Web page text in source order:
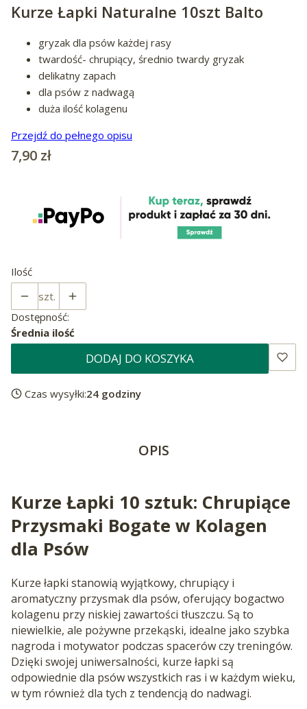
Kurze Łapki Naturalne 10szt Balto
gryzak dla psów każdej rasy
twardość- chrupiący, średnio twardy gryzak
delikatny zapach
dla psów z nadwagą
duża ilość kolagenu
Przejdź do pełnego opisu
Cena
7,90 zł
Ilość
szt.
Dostępność:
Średnia ilość
DODAJ DO KOSZYKA
Czas wysyłki:24 godziny
OPIS
Kurze Łapki 10 sztuk: Chrupiące
Przysmaki Bogate w Kolagen
dla Psów
Kurze łapki stanowią wyjątkowy, chrupiący i
aromatyczny przysmak dla psów, oferujący bogactwo
kolagenu przy niskiej zawartości tłuszczu. Są to
niewielkie, ale pożywne przekąski, idealne jako szybka
nagroda i motywator podczas spacerów czy treningów.
Dzięki swojej uniwersalności, kurze łapki są
odpowiednie dla psów wszystkich ras i w każdym wieku,
w tym również dla tych z tendencją do nadwagi.